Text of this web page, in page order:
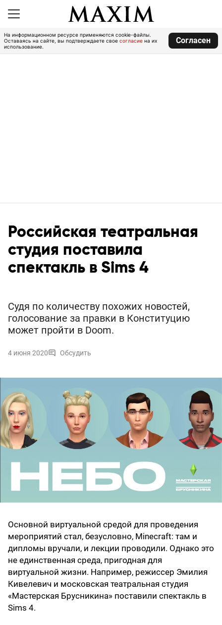
На информационном ресурсе применяются cookie-файлы.
Оставаясь на сайте, вы подтверждаете свое согласие на их
использование.
Согласен
Российская театральная
студия поставила
спектакль в Sims 4
Судя по количеству похожих новостей,
голосование за правки в Конституцию
может пройти в Doom.
4 июня 2020 Обсудить
Основной виртуальной средой для проведения
мероприятий стал, безусловно, Minecraft: там и
дипломы вручали, и лекции проводили. Однако это
не единственная среда, пригодная для
виртуальной жизни. Например, режиссер Эмилия
Кивелевич и московская театральная студия
«Мастерская Брусникина» поставили спектакль в
Sims 4.